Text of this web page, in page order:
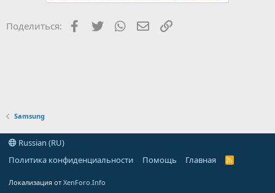
Поделиться: Facebook
TwitterWhatsAppЭлектронная почта
Ссылка
Samsung
Russian (RU)
Политика конфиденциальности
Помощь Главная
R
Локализация от XenForo.Info